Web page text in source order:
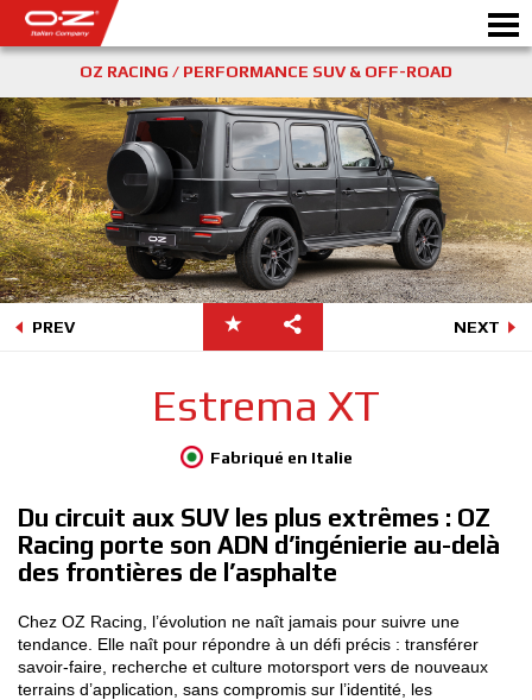
CONFIGURATEUR B2B
JANTES
GALERIE
COMPAGNIE ITALIENNE
REVENDEUR
MOTORSPORT
CONFIGURATEUR 3D
Contact
FAQ
OZ RACING / PERFORMANCE SUV & OFF-ROAD
PREV NEXT
Estrema XT
Fabriqué en Italie
Du circuit aux SUV les plus extrêmes : OZ
Racing porte son ADN d’ingénierie au-delà
des frontières de l’asphalte
Chez OZ Racing, l’évolution ne naît jamais pour suivre une
tendance. Elle naît pour répondre à un défi précis : transférer
savoir-faire, recherche et culture motorsport vers de nouveaux
terrains d’application, sans compromis sur l’identité, les